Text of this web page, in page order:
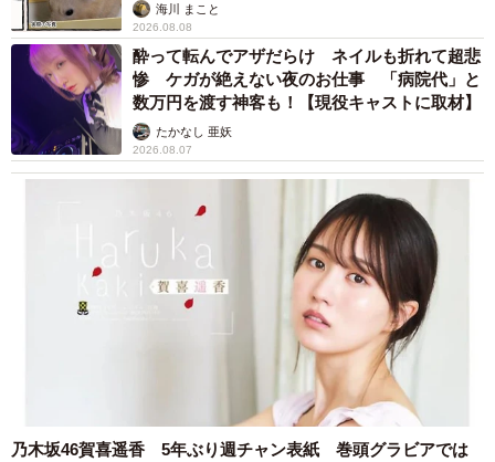
タップちゃんは「ドッグラン」にも興味がなく、「連れて行っても地蔵
のようにジッとしていてゲート付近から外を見ている」そう。原っぱで
もコロンと寝転ぶのがタップちゃんのスタイル（提供：☆柴犬タップ☆
ーー「拒否柴」発動時はいつもどんな対処を…？
「拒否柴は散歩の帰り道では発動せず、行きの場合のみ発
海川 まこと
2026.08.08
酔って転んでアザだらけ ネイルも折れて超悲
惨 ケガが絶えない夜のお仕事 「病院代」と
数万円を渡す神客も！【現役キャストに取材】
たかなし 亜妖
2026.08.07
乃木坂46賀喜遥香 5年ぶり週チャン表紙 巻頭グラビアでは